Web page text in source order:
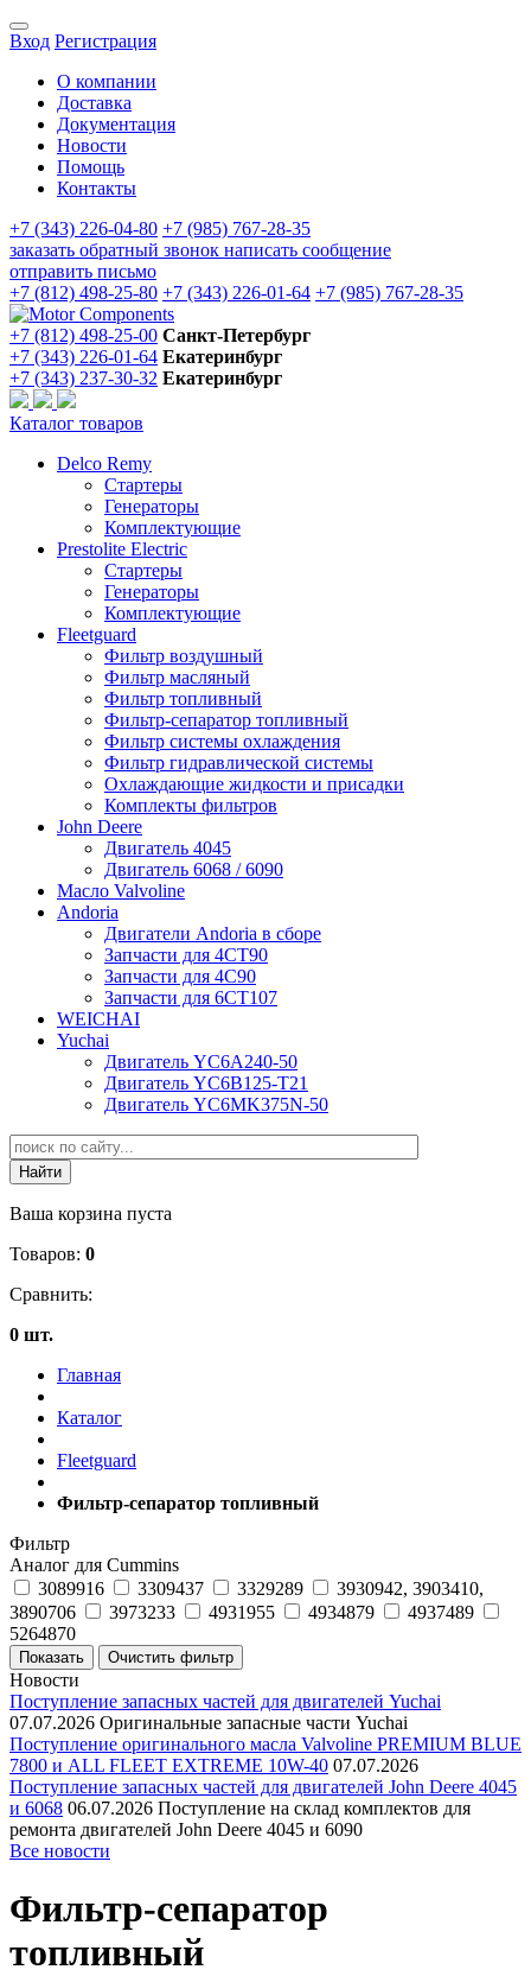
Вход Регистрация
О компании
Доставка
Документация
Новости
Помощь
Контакты
+7 (343) 226-04-80 +7 (985) 767-28-35
заказать обратный звонок написать сообщение
отправить письмо
+7 (812) 498-25-80 +7 (343) 226-01-64 +7 (985) 767-28-35
+7 (812) 498-25-00 Санкт-Петербург
+7 (343) 226-01-64 Екатеринбург
+7 (343) 237-30-32 Екатеринбург
Каталог товаров
Delco Remy
Стартеры
Генераторы
Комплектующие
Prestolite Electric
Стартеры
Генераторы
Комплектующие
Fleetguard
Фильтр воздушный
Фильтр масляный
Фильтр топливный
Фильтр-сепаратор топливный
Фильтр системы охлаждения
Фильтр гидравлической системы
Охлаждающие жидкости и присадки
Комплекты фильтров
John Deere
Двигатель 4045
Двигатель 6068 / 6090
Масло Valvoline
Andoria
Двигатели Andoria в сборе
Запчасти для 4CT90
Запчасти для 4С90
Запчасти для 6CT107
WEICHAI
Yuchai
Двигатель YC6A240-50
Двигатель YC6B125-T21
Двигатель YC6MK375N-50
Ваша корзина пуста
Товаров: 0
Сравнить:
0 шт.
Главная
Каталог
Fleetguard
Фильтр-сепаратор топливный
Фильтр
Аналог для Cummins
3089916
3309437 3329289
3930942, 3903410,
3890706
3973233 4931955 4934879
4937489
5264870
Новости
Поступление запасных частей для двигателей Yuchai
07.07.2026 Оригинальные запасные части Yuchai
Поступление оригинального масла Valvoline PREMIUM BLUE
7800 и ALL FLEET EXTREME 10W-40 07.07.2026
Поступление запасных частей для двигателей John Deere 4045
и 6068 06.07.2026 Поступление на склад комплектов для
ремонта двигателей John Deere 4045 и 6090
Все новости
Фильтр-сепаратор
топливный